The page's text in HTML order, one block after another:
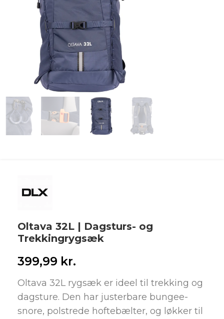
Oltava 32L | Dagsturs- og
Trekkingrygsæk
399,99 kr.
Oltava 32L rygsæk er ideel til trekking og
dagsture. Den har justerbare bungee-
snore, polstrede hoftebælter, og løkker til